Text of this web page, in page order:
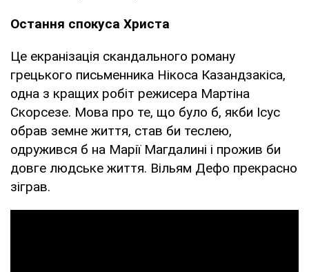
Остання спокуса Христа
Це екранізація скандального роману
грецького письменника Нікоса Казандзакіса,
одна з кращих робіт режисера Мартіна
Скорсезе. Мова про те, що було б, якби Ісус
обрав земне життя, став би теслею,
одружився б на Марії Магдалині і прожив би
довге людське життя. Вільям Дефо прекрасно
зіграв.